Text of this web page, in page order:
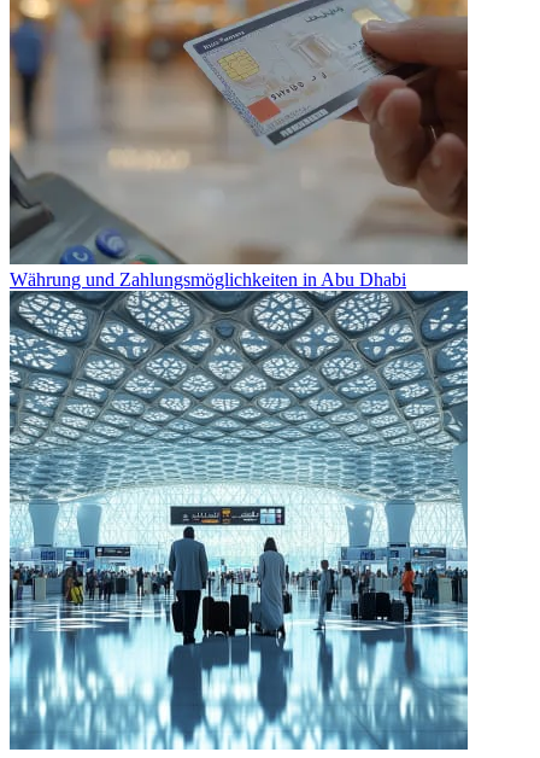
Währung und Zahlungsmöglichkeiten in Abu Dhabi